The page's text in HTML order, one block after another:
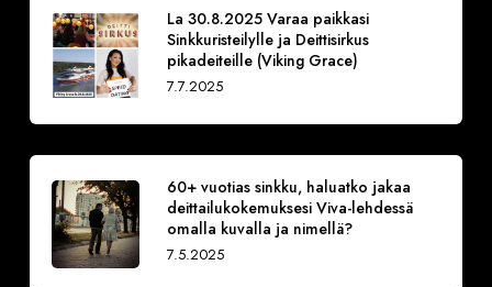
La 30.8.2025 Varaa paikkasi
Sinkkuristeilylle ja Deittisirkus
pikadeiteille (Viking Grace)
7.7.2025
60+ vuotias sinkku, haluatko jakaa
deittailukokemuksesi Viva-lehdessä
omalla kuvalla ja nimellä?
7.5.2025